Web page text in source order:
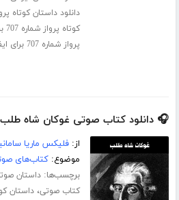
دانلود داستان کوتاه
کوتاه پرواز شماره 707 برای اندروید
پرواز شماره 707 برای ایفون
🎧 دانلود کتاب صوتی غوکان شاه طلب
از:فلیکس ماریا
موضوع:کتاب‌های
برچسب‌ها:داستان
کتاب صوتی،داستان